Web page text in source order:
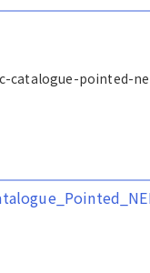
catalogue-pointed-